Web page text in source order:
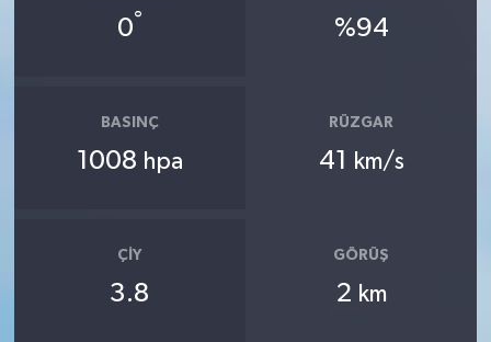
0° %94
BASINÇ
1008 hpa
RÜZGAR
41 km/s
ÇIY
3.8
GÖRÜŞ
2 km